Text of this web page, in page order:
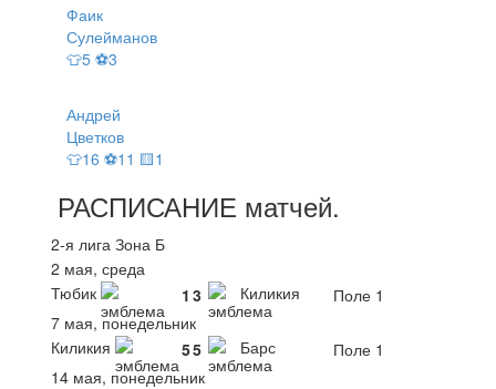
Фаик
Сулейманов
👕5 ⚽3
Андрей
Цветков
👕16 ⚽11 🟨1
РАСПИСАНИЕ матчей.
2-я лига Зона Б
2 мая, среда
Тюбик
1 3 Киликия
Поле 1
7 мая, понедельник
Киликия
55 Барс
Поле 1
14 мая, понедельник